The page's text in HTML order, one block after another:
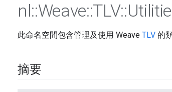
nl::Weave::TLV::
此命名空間包含管理及使用 Weave TLV 的
摘要